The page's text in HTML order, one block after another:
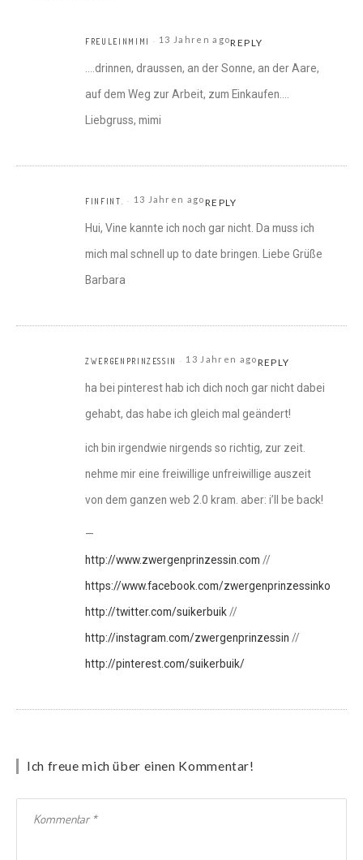
FREULEINMIMI 13 Jahren agoREPLY
….drinnen, draussen, an der Sonne, an der Aare,
auf dem Weg zur Arbeit, zum Einkaufen….
Liebgruss, mimi
FINFINT. 13 Jahren agoREPLY
Hui, Vine kannte ich noch gar nicht. Da muss ich
mich mal schnell up to date bringen. Liebe Grüße
Barbara
ZWERGENPRINZESSIN 13 Jahren agoREPLY
ha bei pinterest hab ich dich noch gar nicht dabei
gehabt, das habe ich gleich mal geändert!
ich bin irgendwie nirgends so richtig, zur zeit.
nehme mir eine freiwillige unfreiwillige auszeit
von dem ganzen web 2.0 kram. aber: i’ll be back!
—
http://www.zwergenprinzessin.com //
https://www.facebook.com/zwergenprinzessinkocht//
http://twitter.com/suikerbuik //
http://instagram.com/zwergenprinzessin //
http://pinterest.com/suikerbuik/
Ich freue mich über einen Kommentar!